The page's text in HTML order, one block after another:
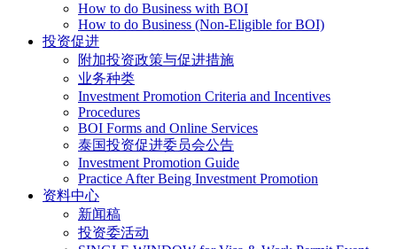
How to do Business with BOI
How to do Business (Non-Eligible for BOI)
投资促进
附加投资政策与促进措施
业务种类
Investment Promotion Criteria and Incentives
Procedures
BOI Forms and Online Services
泰国投资促进委员会公告
Investment Promotion Guide
Practice After Being Investment Promotion
资料中心
新闻稿
投资委活动